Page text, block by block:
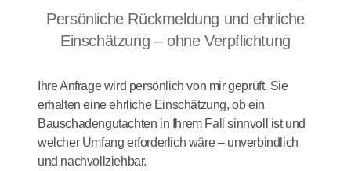
Persönliche Rückmeldung und ehrliche
Einschätzung – ohne Verpflichtung
Ihre Anfrage wird persönlich von mir geprüft. Sie
erhalten eine ehrliche Einschätzung, ob ein
Bauschadengutachten in Ihrem Fall sinnvoll ist und
welcher Umfang erforderlich wäre – unverbindlich
und nachvollziehbar.